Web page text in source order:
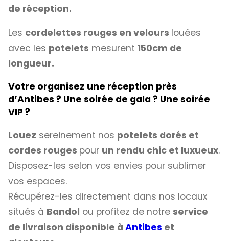
de réception.
Les cordelettes rouges en velours louées
avec les potelets mesurent 150cm de
longueur.
Votre organisez une réception près
d’Antibes ? Une soirée de gala ? Une soirée
VIP ?
Louez sereinement nos potelets dorés et
cordes rouges pour un rendu chic et luxueux.
Disposez-les selon vos envies pour sublimer
vos espaces.
Récupérez-les directement dans nos locaux
situés à Bandol ou profitez de notre service
de livraison disponible à Antibes et